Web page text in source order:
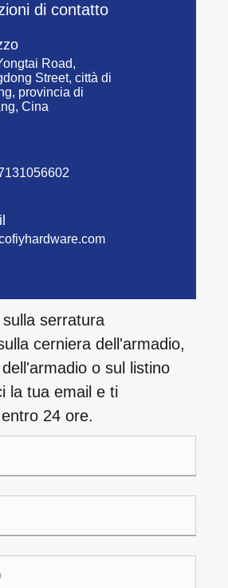
di contatto
Road,
Street, città di
provincia di
Cina
serratura
cerniera dell'armadio,
o sul listino
la tua email e ti
24 ore.